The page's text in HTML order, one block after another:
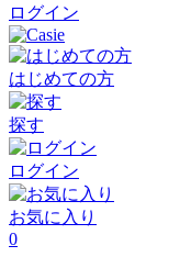
ログイン
はじめての方
探す
ログイン
お気に入り
0